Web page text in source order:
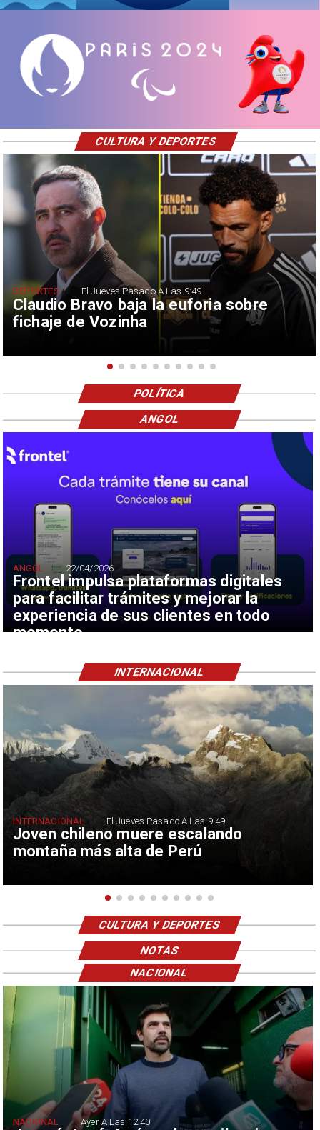
Claudio Bravo baja la euforia sobre
fichaje de Vozinha
DEPORTES El Jueves Pasado A Las 9:49
CULTURA Y DEPORTES
POLÍTICA
Frontel impulsa plataformas digitales
para facilitar trámites y mejorar la
experiencia de sus clientes en todo
momento
ANGOL 22/04/2026
ANGOL
Joven chileno muere escalando
montaña más alta de Perú
INTERNACIONAL El Jueves Pasado A Las 9:49
INTERNACIONAL
CULTURA Y DEPORTES
NOTAS
NACIONAL Ayer A Las 12:40
NACIONAL